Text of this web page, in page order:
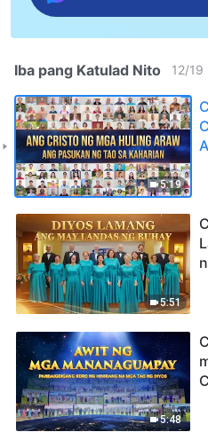
Iba pang Katulad Nito 12/19
5:19
5:51
5:48